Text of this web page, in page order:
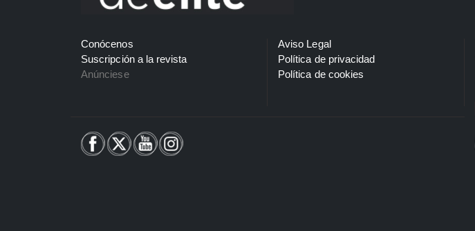
Conócenos
Suscripción a la revista
Anúnciese
Aviso Legal
Política de privacidad
Política de cookies